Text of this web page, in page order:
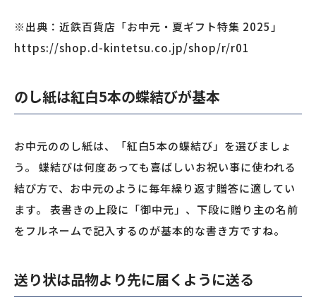
※出典：近鉄百貨店「お中元・夏ギフト特集 2025」
https://shop.d-kintetsu.co.jp/shop/r/r01
のし紙は紅白5本の蝶結びが基本
お中元ののし紙は、「紅白5本の蝶結び」を選びましょ
う。 蝶結びは何度あっても喜ばしいお祝い事に使われる
結び方で、お中元のように毎年繰り返す贈答に適してい
ます。 表書きの上段に「御中元」、下段に贈り主の名前
をフルネームで記入するのが基本的な書き方ですね。
送り状は品物より先に届くように送る